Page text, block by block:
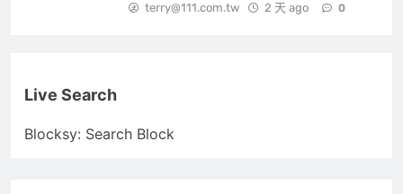
terry@111.com.tw 2 天 ago 0
Live Search
Blocksy: Search Block